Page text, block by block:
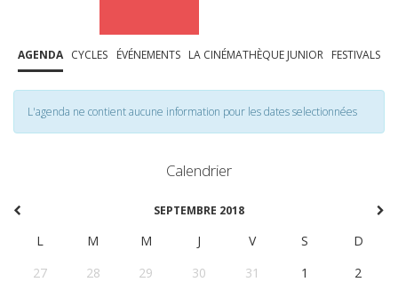
AGENDA CYCLES ÉVÉNEMENTS LA CINÉMATHÈQUE JUNIOR FESTIVALS
L'agenda ne contient aucune information pour les dates selectionnées
Calendrier
SEPTEMBRE 2018
L M M J V S
D
27
28 29 30 31 1
2